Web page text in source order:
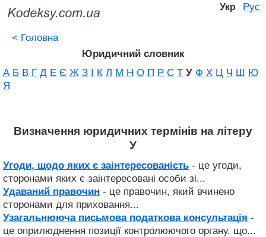
Укр Рус
< Головна
Юридичний словник
А Б В Г Д Е Є Ж З І К Л М Н О П Р С Т У Ф Х Ц Ч Ш Ю
Я
Визначення юридичних термінів на літеру
У
Угоди, щодо яких є заінтересованість - це угоди,
сторонами яких є заінтересовані особи зі...
Удаваний правочин - це правочин, який вчинено
сторонами для приховання...
Узагальнююча письмова податкова консультація -
це оприлюднення позиції контролюючого органу, що...